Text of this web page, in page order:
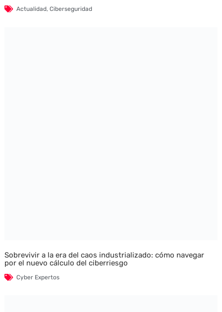
Actualidad, Ciberseguridad
Sobrevivir a la era del caos industrializado: cómo navegar
por el nuevo cálculo del ciberriesgo
Cyber Expertos